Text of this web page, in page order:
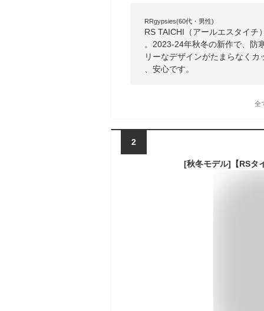
RRgypsies(60代・男性)
RS TAICHI（アールエスタイチ
。2023-24年秋冬の新作で、防
リーなデザインがたまらなく
、安心です。
全
2